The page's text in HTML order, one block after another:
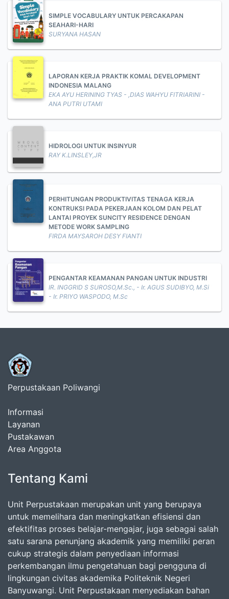
SIMPLE VOCABULARY UNTUK PERCAKAPAN
SEAHARI-HARI
SURYANA HASAN
LAPORAN KERJA PRAKTIK KOMAL DEVELOPMENT
INDONESIA MALANG
EKA AYU HERINING TYAS - ,DIAS WAHYU FITRIARINI -
ANA PUTRI UTAMI
HIDROLOGI UNTUK INSINYUR
RAY K.LINSLEY,JR
PERHITUNGAN PRODUKTIVITAS TENAGA KERJA
KONTRUKSI PADA PEKERJAAN KOLOM DAN PELAT
LANTAI PROYEK SUNCITY RESIDENCE DENGAN
METODE WORK SAMPLING
FIRDA MAYSAROH DESY FIANTI
PENGANTAR KEAMANAN PANGAN UNTUK INDUSTRI
IR. INGGRID S SUROSO,M.Sc., - Ir. AGUS SUDIBYO, M.Si
- Ir. PRIYO WASPODO, M.Sc
Perpustakaan Poliwangi
Informasi
Layanan
Pustakawan
Area Anggota
Tentang Kami
Unit Perpustakaan merupakan unit yang berupaya
untuk memelihara dan meningkatkan efisiensi dan
efektifitas proses belajar-mengajar, juga sebagai salah
satu sarana penunjang akademik yang memiliki peran
cukup strategis dalam penyediaan informasi
perkembangan ilmu pengetahuan bagi pengguna di
lingkungan civitas akademika Politeknik Negeri
Banyuwangi. Unit Perpustakaan menyediakan bahan